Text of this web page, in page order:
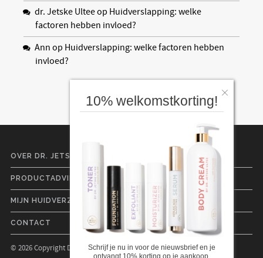
dr. Jetske Ulteeop Huidverslapping: welke
factoren hebben invloed?
Ann op Huidverslapping: welke factoren hebben
invloed?
OVER DR. JETSKE ULTEE
PRODUCTADVIES
MIJN HUIDVERZORGINGSLIJN
CONTACT
© 2026 Copyright Dr. Jetske Ultee |Cookies|Privacyverklaring
10% welkomstkorting!
Schrijf je nu in voor de nieuwsbrief en je
ontvangt 10% korting op je aankoop.